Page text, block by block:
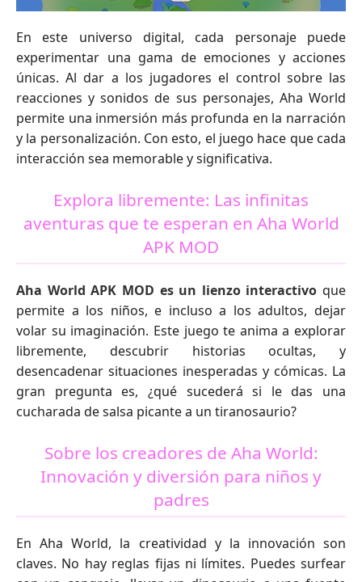
En este universo digital, cada personaje puede
experimentar una gama de emociones y acciones
únicas. Al dar a los jugadores el control sobre las
reacciones y sonidos de sus personajes, Aha World
permite una inmersión más profunda en la narración
y la personalización. Con esto, el juego hace que cada
interacción sea memorable y significativa.
Explora libremente: Las infinitas
aventuras que te esperan en Aha World
APK MOD
Aha World APK MOD es un lienzo interactivo que
permite a los niños, e incluso a los adultos, dejar
volar su imaginación. Este juego te anima a explorar
libremente, descubrir historias ocultas, y
desencadenar situaciones inesperadas y cómicas. La
gran pregunta es, ¿qué sucederá si le das una
cucharada de salsa picante a un tiranosaurio?
Sobre los creadores de Aha World:
Innovación y diversión para niños y
padres
En Aha World, la creatividad y la innovación son
claves. No hay reglas fijas ni límites. Puedes surfear